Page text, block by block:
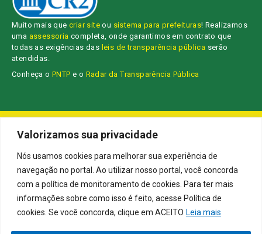
Valorizamos sua privacidade
Nós usamos cookies para melhorar sua experiência de
navegação no portal. Ao utilizar nosso portal, você concorda
com a política de monitoramento de cookies. Para ter mais
informações sobre como isso é feito, acesse Política de
cookies. Se você concorda, clique em ACEITO Leia mais
Muito mais quecriar site ou sistema para prefeituras! Realizamos
uma assessoria completa, onde garantimos em contrato que
todas as exigências das leis de transparência pública serão
atendidas.
Conheça oPNTP e o Radar da Transparência Pública
Acessar Área Administrativa